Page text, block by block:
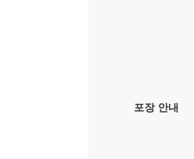
채워넣으면서 한
포장 안내